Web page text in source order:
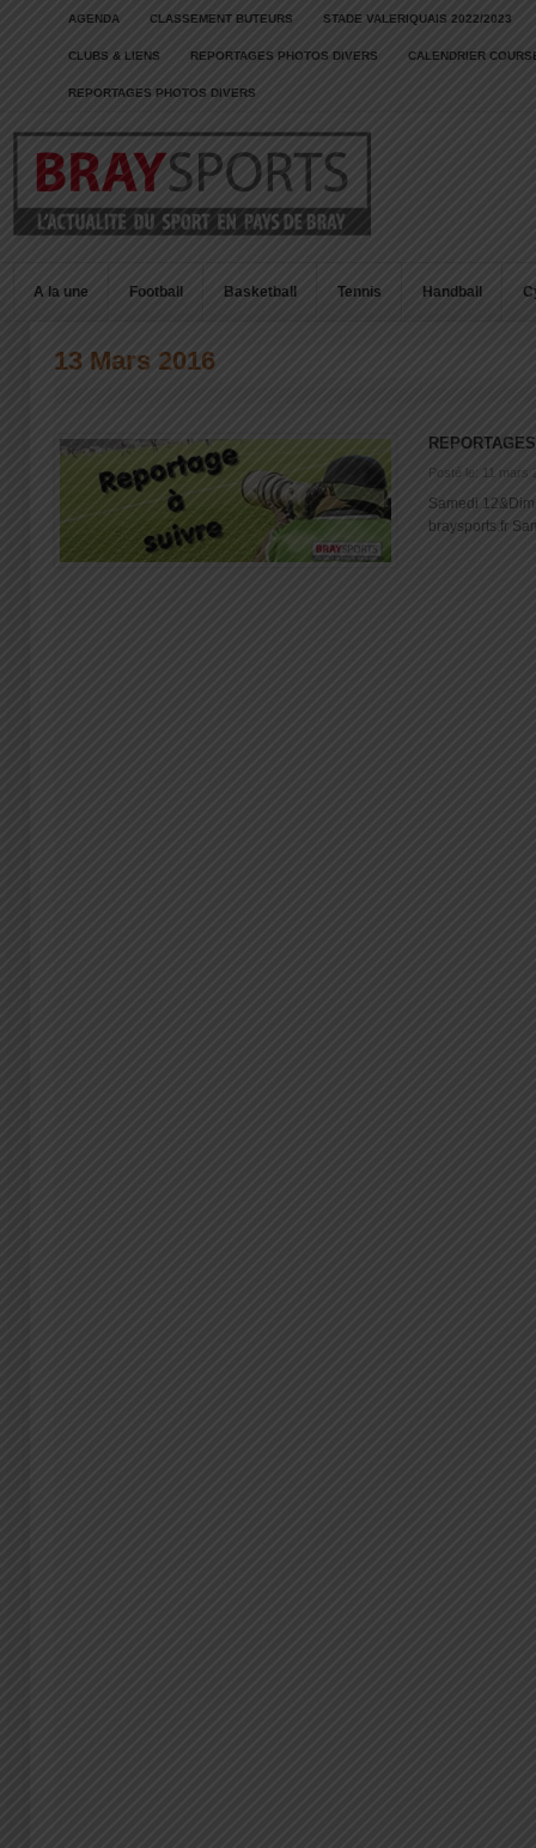
AGENDA CLASSEMENT BUTEURS STADE VALERIQUAIS 2022/2023
CLUBS & LIENS REPORTAGES PHOTOS DIVERS CALENDRIER
REPORTAGES PHOTOS DIVERS
A la une Football Basketball Tennis Handball
13 Mars 2016
Posté le: 11 mars
Samedi
braysports.fr